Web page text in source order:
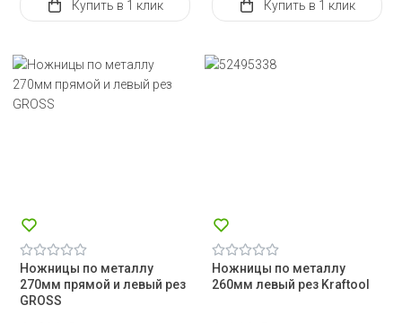
Купить в 1 клик Купить в 1 клик
Ножницы по металлу
270мм прямой и левый рез
GROSS
Ножницы по металлу
260мм левый рез Kraftool